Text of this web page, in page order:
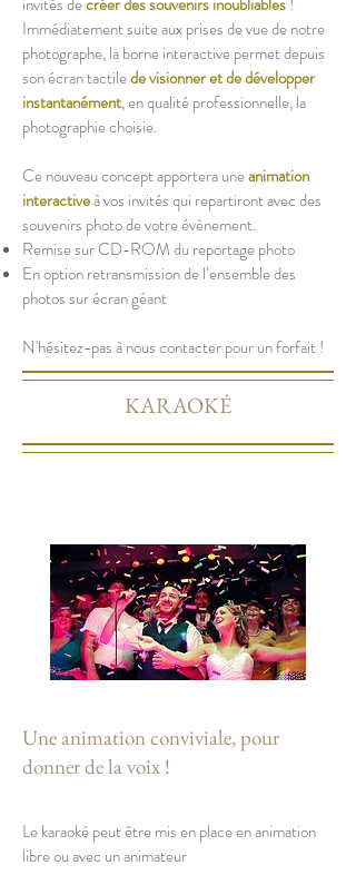
Immédiatement suite aux prises de vue de notre
photographe, la borne interactive permet depuis
son écran tactilede visionner et de développer
instantanément, en qualité professionnelle, la
photographie choisie.
Ce nouveau concept apportera uneanimation
interactiveà vos invités qui repartiront avec des
souvenirs photo de votre évènement.
Remise sur CD-ROM du reportage photo
En option retransmission de l’ensemble des
photos sur écran géant
N'hésitez-pas à nous contacter pour un forfait !
KARAOKÉ
Une animation conviviale, pour
donner de la voix !
Le karaoké peut être mis en place en animation
libre ou avec un animateur